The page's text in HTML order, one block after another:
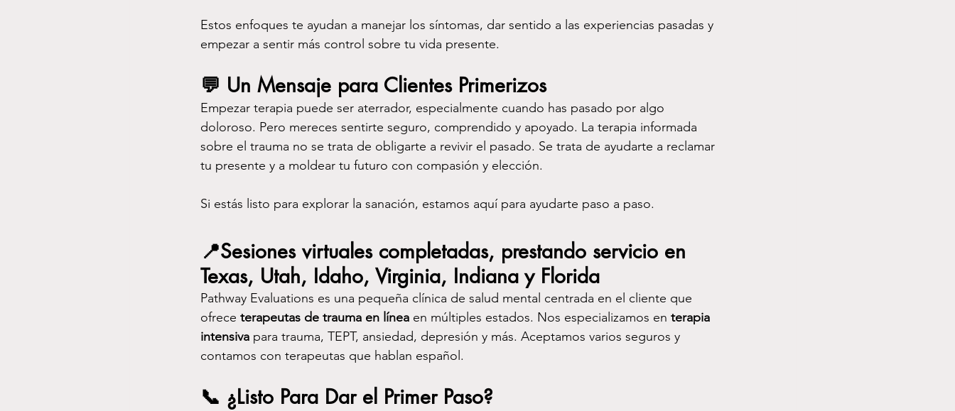
Estos enfoques te ayudan a manejar los síntomas, dar sentido a las experiencias pasadas y
empezar a sentir más control sobre tu vida presente.
💬 Un Mensaje para Clientes Primerizos
Empezar terapia puede ser aterrador, especialmente cuando has pasado por algo
doloroso. Pero mereces sentirte seguro, comprendido y apoyado. La terapia informada
sobre el trauma no se trata de obligarte a revivir el pasado. Se trata de ayudarte a reclamar
tu presente y a moldear tu futuro con compasión y elección.
Si estás listo para explorar la sanación, estamos aquí para ayudarte paso a paso.
📍Sesiones virtuales completadas, prestando servicio en
Texas, Utah, Idaho, Virginia, Indiana y Florida
Pathway Evaluations es una pequeña clínica de salud mental centrada en el cliente que
ofrece terapeutas de trauma en línea en múltiples estados. Nos especializamos en terapia
intensiva para trauma, TEPT, ansiedad, depresión y más. Aceptamos varios seguros y
contamos con terapeutas que hablan español.
📞 ¿Listo Para Dar el Primer Paso?